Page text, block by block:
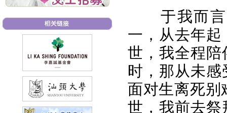
于我而
一，从去年
世，我全程
时，那从未
面对生离死
世，我前去